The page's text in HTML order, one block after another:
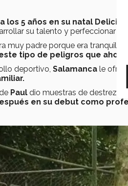
a los 5 años en su natal
su talento y perfeccionar
muy padre porque era tranquilo,
tipo de peligros que ahora
deportivo, Salamanca le
Paul dio muestras de destreza,
en su debut como